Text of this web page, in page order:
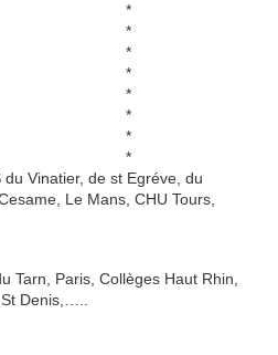
*
*
*
*
*
*
*
*
Vinatier, de st Egréve, du
Le Mans, CHU Tours,
Tarn, Paris, Collèges Haut Rhin,
Denis,…..